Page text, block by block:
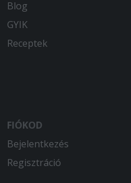
Blog
GYIK
Receptek
FIÓKOD
Bejelentkezés
Regisztráció